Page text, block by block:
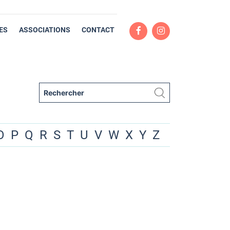
ASSOCIATIONS CONTACT
P Q R S T U V W X Y Z